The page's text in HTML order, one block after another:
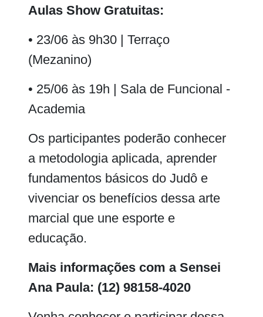
Aulas Show Gratuitas:
• 23/06 às 9h30 | Terraço
(Mezanino)
• 25/06 às 19h | Sala de Funcional -
Academia
Os participantes poderão conhecer
a metodologia aplicada, aprender
fundamentos básicos do Judô e
vivenciar os benefícios dessa arte
marcial que une esporte e
educação.
Mais informações com a Sensei
Ana Paula: (12) 98158-4020